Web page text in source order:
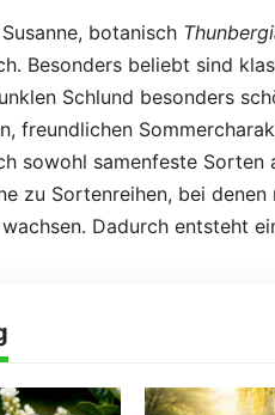
botanisch
Besonders beliebt sind
Schlund besonders
freundlichen
sowohl samenfeste
zu Sortenreihen, bei
Dadurch entsteht